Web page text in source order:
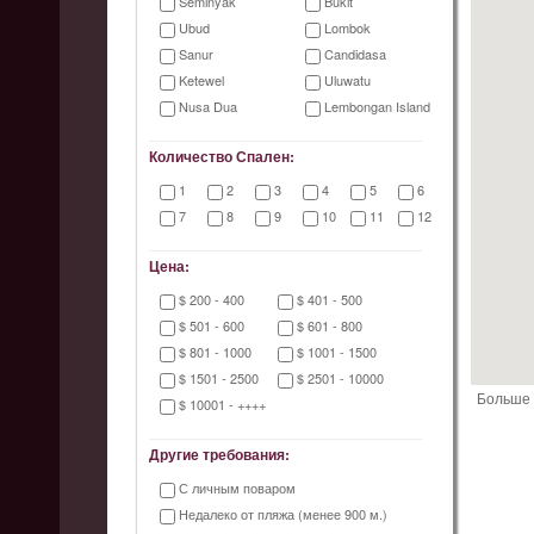
Ubud
Lombok
Sanur
Candidasa
Ketewel
Uluwatu
Nusa Dua
Lembongan Island
Количество Спален:
1 2 3 4 5
6
7
8 9 10 11 12
Цена:
$ 200 - 400
$ 401 - 500
$ 501 - 600
$ 601 - 800
$ 801 - 1000
$ 1001 - 1500
$ 1501 - 2500
$ 2501 - 10000
$ 10001 - ++++
Другие требования:
С личным поваром
Недалеко от пляжа (менее 900 м.)
Больше